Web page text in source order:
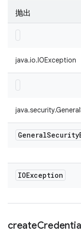
抛出
java.io.IOException
GeneralSecurity
IOException
create